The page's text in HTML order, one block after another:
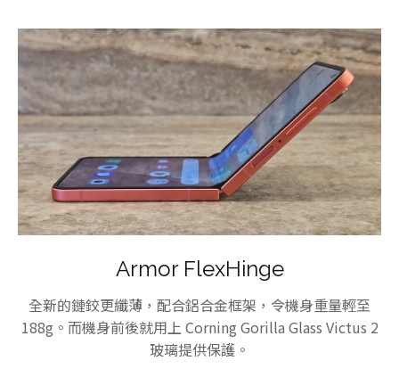
Armor FlexHinge
全新的鏈鉸更纖薄，配合鋁合金框架，令機身重量輕至
188g。而機身前後就用上 Corning Gorilla Glass Victus 2
玻璃提供保護。